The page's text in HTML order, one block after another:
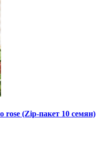
rose (Zip-пакет 10 семян)